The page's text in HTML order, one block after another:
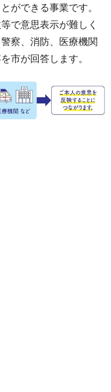
ができる事業です。
で意思表示が難しく
察、消防、医療機関
市が回答します。